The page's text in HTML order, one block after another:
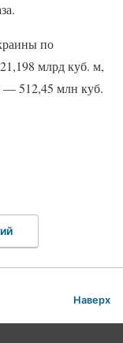
по
млрд куб. м,
— 512,45 млн куб.
Наверх